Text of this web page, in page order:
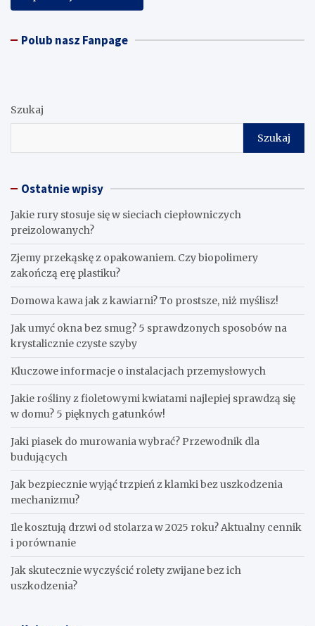
Polub nasz Fanpage
Szukaj
Szukaj
Ostatnie wpisy
Jakie rury stosuje się w sieciach ciepłowniczych
preizolowanych?
Zjemy przekąskę z opakowaniem. Czy biopolimery
zakończą erę plastiku?
​Domowa kawa jak z kawiarni? To prostsze, niż myślisz!
Jak umyć okna bez smug? 5 sprawdzonych sposobów na
krystalicznie czyste szyby
Kluczowe informacje o instalacjach przemysłowych
Jakie rośliny z fioletowymi kwiatami najlepiej sprawdzą się
w domu? 5 pięknych gatunków!
Jaki piasek do murowania wybrać? Przewodnik dla
budujących
Jak bezpiecznie wyjąć trzpień z klamki bez uszkodzenia
mechanizmu?
Ile kosztują drzwi od stolarza w 2025 roku? Aktualny cennik
i porównanie
Jak skutecznie wyczyścić rolety zwijane bez ich
uszkodzenia?